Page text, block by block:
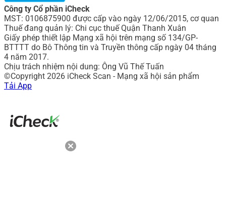
Công ty Cổ phần iCheck
MST: 0106875900 được cấp vào ngày 12/06/2015, cơ quan
Thuế đang quản lý: Chi cục thuế Quận Thanh Xuân
Giấy phép thiết lập Mạng xã hội trên mạng số 134/GP-
BTTTT do Bô Thông tin và Truyền thông cấp ngày 04 tháng
4 năm 2017.
Chịu trách nhiệm nội dung: Ông Vũ Thế Tuấn
©Copyright 2026 iCheck Scan - Mạng xã hội sản phẩm
Tải App